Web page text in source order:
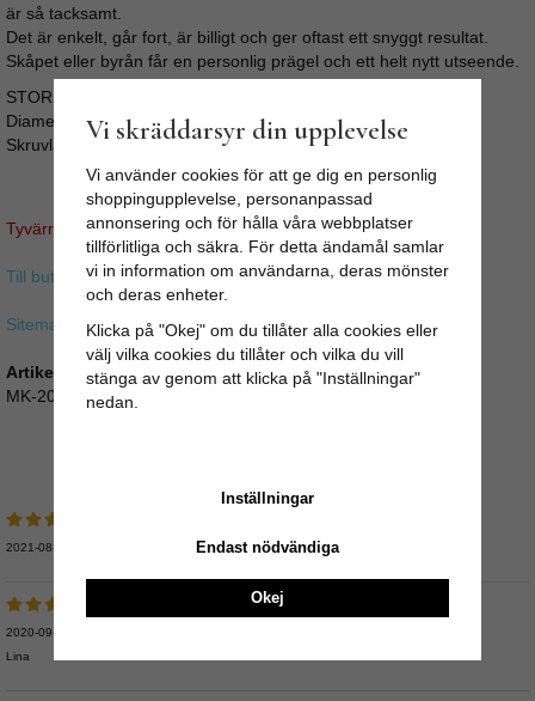
är så tacksamt.
Det är enkelt, går fort, är billigt och ger oftast ett snyggt resultat.
Skåpet eller byrån får en personlig prägel och ett helt nytt utseende.
STORLEK:
Diameter: 3cm
Skruvlängd ca 3,5cm (M4)
Tyvärr ingår inte denna produkt i vårt sortiment för tillfället.
Till butikens startsida »
Sitemap »
Artikelnummer:
MK-20
2021-08-18
2020-09-08
Lina
Vi skräddarsyr din upplevelse
Vi använder cookies för att ge dig en personlig
shoppingupplevelse, personanpassad
annonsering och för hålla våra webbplatser
tillförlitliga och säkra. För detta ändamål samlar
vi in information om användarna, deras mönster
och deras enheter.
Klicka på "Okej" om du tillåter alla cookies eller
välj vilka cookies du tillåter och vilka du vill
stänga av genom att klicka på "Inställningar"
nedan.
Inställningar
Endast nödvändiga
Okej